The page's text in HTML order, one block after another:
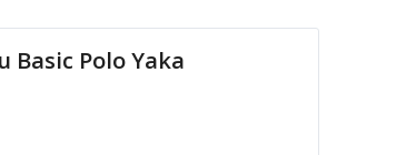
Basic Polo Yaka